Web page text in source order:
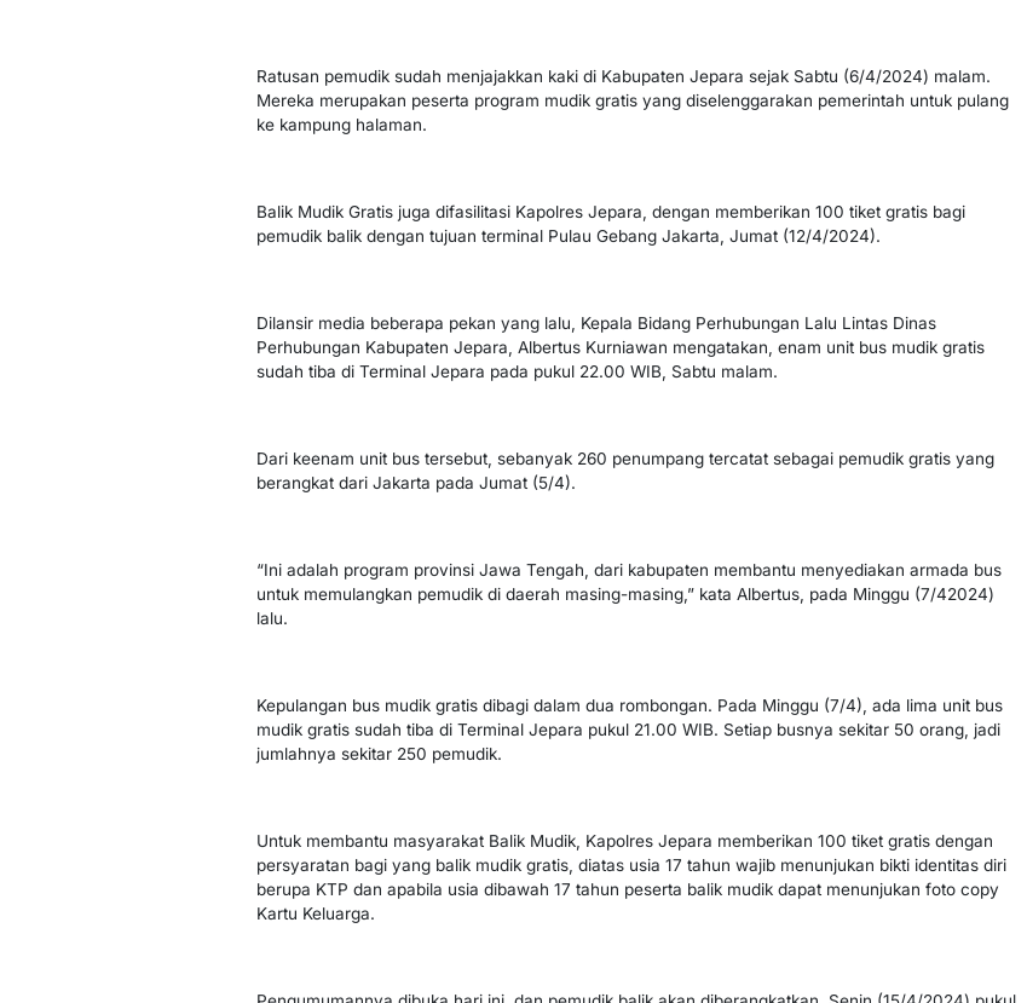
Ratusan pemudik sudah menjajakkan kaki di Kabupaten Jepara sejak Sabtu (6/4/2024) malam.
Mereka merupakan peserta program mudik gratis yang diselenggarakan pemerintah untuk pulang
ke kampung halaman.
Balik Mudik Gratis juga difasilitasi Kapolres Jepara, dengan memberikan 100 tiket gratis bagi
pemudik balik dengan tujuan terminal Pulau Gebang Jakarta, Jumat (12/4/2024).
Dilansir media beberapa pekan yang lalu, Kepala Bidang Perhubungan Lalu Lintas Dinas
Perhubungan Kabupaten Jepara, Albertus Kurniawan mengatakan, enam unit bus mudik gratis
sudah tiba di Terminal Jepara pada pukul 22.00 WIB, Sabtu malam.
Dari keenam unit bus tersebut, sebanyak 260 penumpang tercatat sebagai pemudik gratis yang
berangkat dari Jakarta pada Jumat (5/4).
“Ini adalah program provinsi Jawa Tengah, dari kabupaten membantu menyediakan armada bus
untuk memulangkan pemudik di daerah masing-masing,” kata Albertus, pada Minggu (7/42024)
lalu.
Kepulangan bus mudik gratis dibagi dalam dua rombongan. Pada Minggu (7/4), ada lima unit bus
mudik gratis sudah tiba di Terminal Jepara pukul 21.00 WIB. Setiap busnya sekitar 50 orang, jadi
jumlahnya sekitar 250 pemudik.
Untuk membantu masyarakat Balik Mudik, Kapolres Jepara memberikan 100 tiket gratis dengan
persyaratan bagi yang balik mudik gratis, diatas usia 17 tahun wajib menunjukan bikti identitas diri
berupa KTP dan apabila usia dibawah 17 tahun peserta balik mudik dapat menunjukan foto copy
Kartu Keluarga.